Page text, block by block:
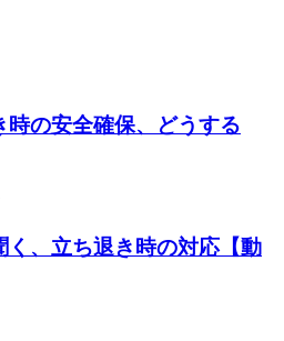
時の安全確保、どうする
く、立ち退き時の対応【動